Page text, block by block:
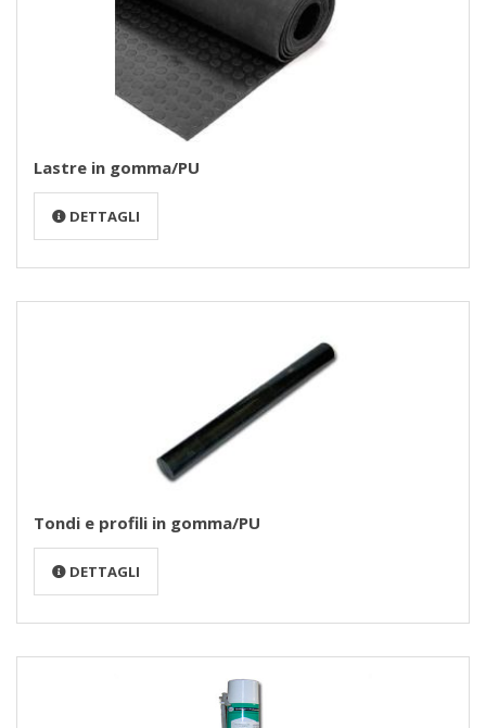
Lastre in gomma/PU
DETTAGLI
Tondi e profili in gomma/PU
DETTAGLI